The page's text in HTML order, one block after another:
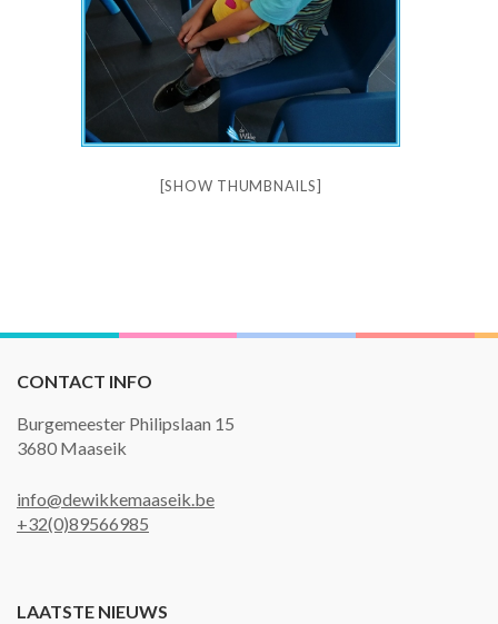
[SHOW THUMBNAILS]
CONTACT INFO
Burgemeester Philipslaan 15
3680 Maaseik
info@dewikkemaaseik.be
+32(0)89566985
LAATSTE NIEUWS